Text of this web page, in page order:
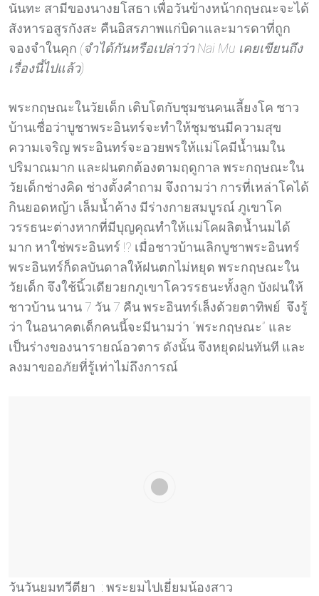
นันทะ สามีของนางยโสธา เพื่อวันข้างหน้ากฤษณะจะได้
สังหารอสูรกังสะ คืนอิสรภาพแก่บิดาและมารดาที่ถูก
จองจำในคุก (จำได้กันหรือเปล่าว่า Nai Mu เคยเขียนถึง
เรื่องนี้ไปแล้ว)
พระกฤษณะในวัยเด็ก เติบโตกับชุมชนคนเลี้ยงโค ชาว
บ้านเชื่อว่าบูชาพระอินทร์จะทำให้ชุมชนมีความสุข
ความเจริญ พระอินทร์จะอวยพรให้แม่โคมีน้ำนมใน
ปริมาณมาก และฝนตกต้องตามฤดูกาล พระกฤษณะใน
วัยเด็กช่างคิด ช่างตั้งคำถาม จึงถามว่า การที่เหล่าโคได้
กินยอดหญ้า เล็มน้ำค้าง มีร่างกายสมบูรณ์ ภูเขาโค
วรรธนะต่างหากที่มีบุญคุณทำให้แม่โคผลิตน้ำนมได้
มาก หาใช่พระอินทร์ !? เมื่อชาวบ้านเลิกบูชาพระอินทร์
พระอินทร์ก็ดลบันดาลให้ฝนตกไม่หยุด พระกฤษณะใน
วัยเด็ก จึงใช้นิ้วเดียวยกภูเขาโควรรธนะทั้งลูก บังฝนให้
ชาวบ้าน นาน 7 วัน 7 คืน พระอินทร์เล็งด้วยตาทิพย์ จึงรู้
ว่า ในอนาคตเด็กคนนี้จะมีนามว่า “พระกฤษณะ” และ
เป็นร่างของนารายณ์อวตาร ดังนั้น จึงหยุดฝนทันที และ
ลงมาขออภัยที่รู้เท่าไม่ถึงการณ์
วันวันยมทวีตียา : พระยมไปเยี่ยมน้องสาว